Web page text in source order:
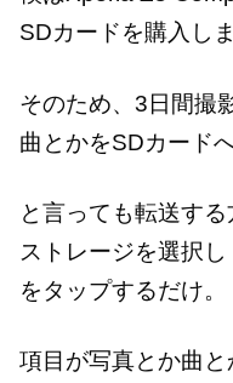
SDカードを購入し
そのため、3日間撮
曲とかをSDカード
と言っても転送す
ストレージを選択
をタップするだけ。
項目が写真とか曲と